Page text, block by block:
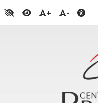
+ -